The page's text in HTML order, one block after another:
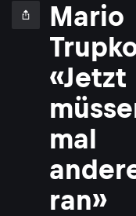
Mario
«Jetzt
mal
ran»